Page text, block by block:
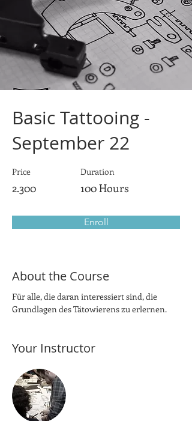
Basic Tattooing -
September 22
Price
2.300
Duration
100 Hours
Enroll
About the Course
Für alle, die daran interessiert sind, die
Grundlagen des Tätowierens zu erlernen.
Your Instructor